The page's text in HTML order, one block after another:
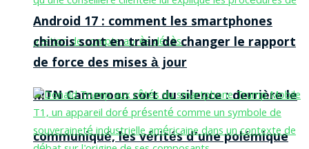
MTN Cameroon sort du silence : derrière le
communiqué, les vérités d’une polémique
Android 17 : comment les smartphones
chinois sont en train de changer le rapport
de force des mises à jour